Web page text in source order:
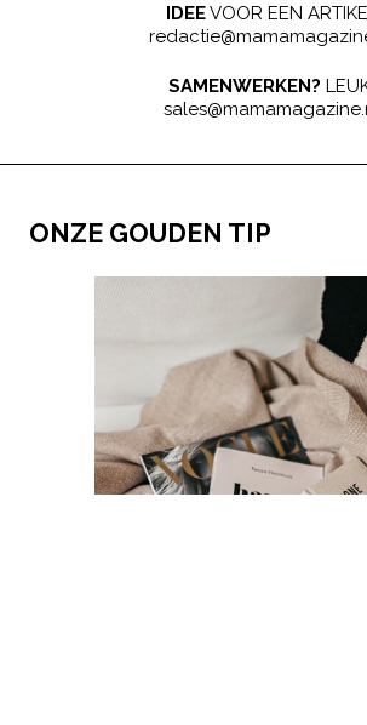
IDEEVOOR EEN
SAMENWERKEN?
ONZE GOUDEN TIP